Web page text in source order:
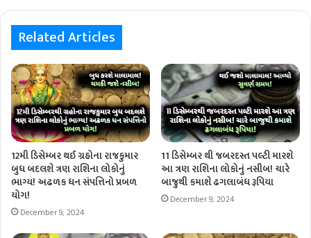
Related Articles
12મી ડિસેમ્બર થઈ ગ્રહોના રાજકુમાર
બુધ બદલશે ત્રણ રાશિના લોકોનું
ભાગ્ય! અઢળક ધન સંપત્તિનો પ્રબળ
યોગ!
December 9, 2024
11 ડિસેમ્બર થી જબરદસ્ત પલ્ટી મારશે
આ ત્રણ રાશિના લોકોનું નસીબ! ચારે
બાજુથી કમાશે ઢગલાબંધ રૂપિયા
December 9, 2024